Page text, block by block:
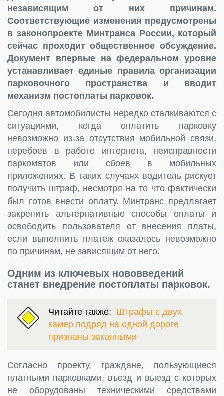
независящим от них причинам.
Соответствующие изменения предусмотрены
в законопроекте Минтранса России, который
сейчас проходит общественное обсуждение.
Документ впервые на федеральном уровне
устанавливает единые правила организации
парковочного пространства и вводит
механизм постоплаты парковок.
Сегодня автомобилисты нередко сталкиваются с
ситуациями, когда оплатить парковку
невозможно из-за отсутствия мобильной связи,
перебоев в работе интернета, неисправности
паркоматов или сбоев в мобильных
приложениях. В таких случаях водитель рискует
получить штраф, несмотря на то что фактически
был готов внести оплату. Минтранс предлагает
закрепить альтернативные способы оплаты и
освободить пользователя от внесения платы,
если выполнить платеж оказалось невозможно
по причинам, не зависящим от него.
Одним из ключевых нововведений
станет внедрение постоплаты парковок.
Читайте также: Штрафы с двух
камер подряд на одной дороге
признаны законными
Согласно проекту, граждане, пользующиеся
платными парковками, въезд и выезд с которых
не оборудованы техническими средствами